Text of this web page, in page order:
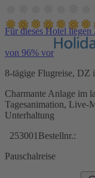
Für dieses Hotel
von 96% vor
8-tägige Flugreise, DZ
Charmante Anlage im
Tagesanimation, Live-
Unterhaltung
253001 Bestellnr.:
Pauschalreise